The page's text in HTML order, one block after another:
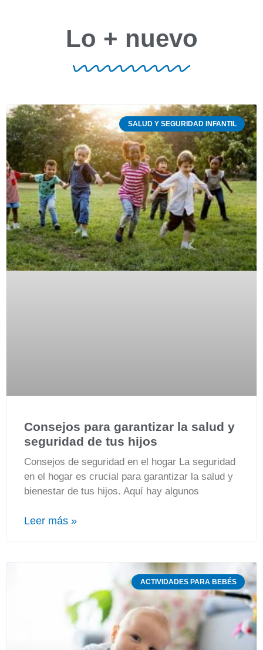
Lo + nuevo
SALUD Y SEGURIDAD INFANTIL
Consejos para garantizar la salud y
seguridad de tus hijos
Consejos de seguridad en el hogar La seguridad
en el hogar es crucial para garantizar la salud y
bienestar de tus hijos. Aquí hay algunos
Leer más »
ACTIVIDADES PARA BEBÉS